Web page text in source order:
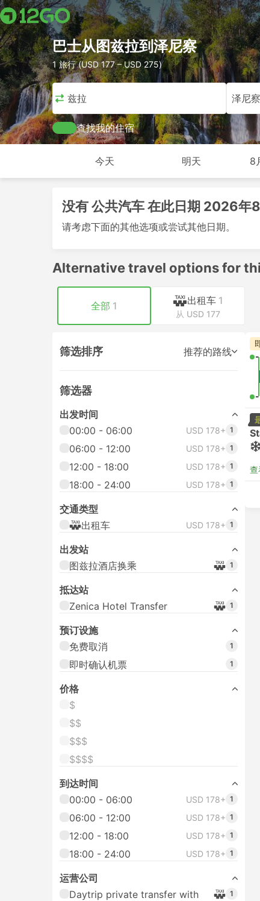
巴士从图兹拉到泽尼察
1 旅行 (USD 177 – USD 275)
图兹拉 泽尼察
查找我的住宿
今天 明天 8
没有 公共汽车 在此日期 2026年
请考虑下面的其他选项或尝试其他日期。
Alternative travel options for
全部 1 出租车 1
从 USD 177
筛选排序 推荐的路线
筛选器
出发时间
00:00 - 06:00
USD 178+ 1
06:00 - 12:00 USD 178+ 1
12:00 - 18:00 USD 178+ 1
18:00 - 24:00 USD 178+ 1
交通类型
出租车
USD 178+ 1
出发站
图兹拉酒店换乘
1
抵达站
Zenica Hotel Transfer
1
预订设施
免费取消
1
即时确认机票 1
价格
$
$$
$$$
$$$$
到达时间
00:00 - 06:00
USD 178+ 1
06:00 - 12:00 USD 178+ 1
12:00 - 18:00 USD 178+ 1
18:00 - 24:00 USD 178+ 1
运营公司
Daytrip private transfer with
1
查